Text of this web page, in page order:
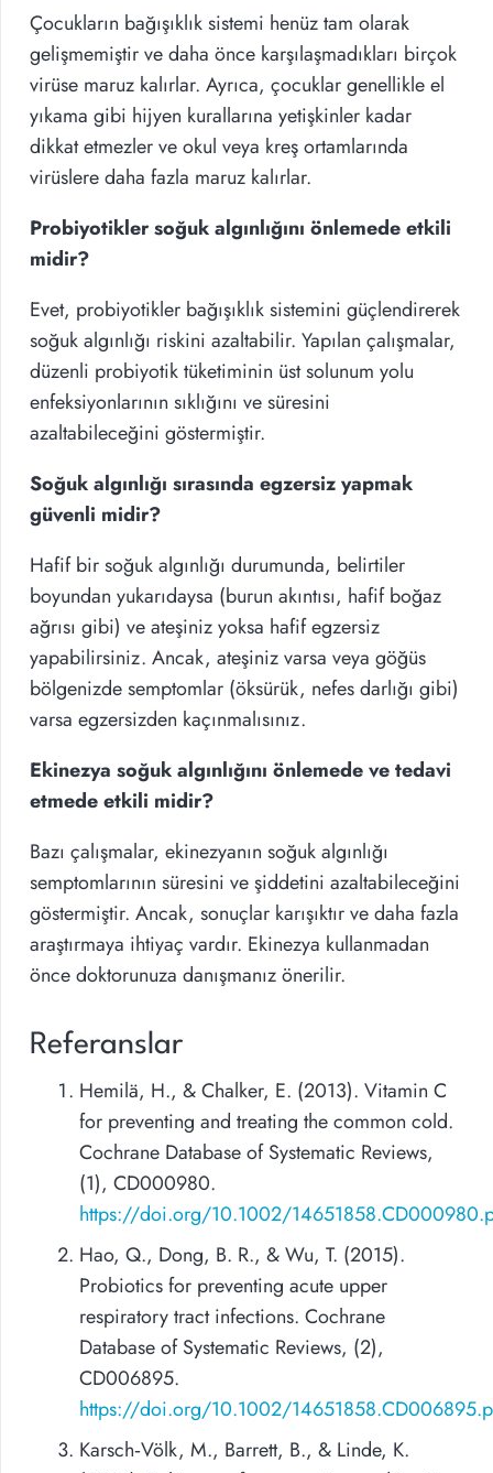
Çocukların bağışıklık sistemi henüz tam olarak
gelişmemiştir ve daha önce karşılaşmadıkları birçok
virüse maruz kalırlar. Ayrıca, çocuklar genellikle el
yıkama gibi hijyen kurallarına yetişkinler kadar
dikkat etmezler ve okul veya kreş ortamlarında
virüslere daha fazla maruz kalırlar.
Probiyotikler soğuk algınlığını önlemede etkili
midir?
Evet, probiyotikler bağışıklık sistemini güçlendirerek
soğuk algınlığı riskini azaltabilir. Yapılan çalışmalar,
düzenli probiyotik tüketiminin üst solunum yolu
enfeksiyonlarının sıklığını ve süresini
azaltabileceğini göstermiştir.
Soğuk algınlığı sırasında egzersiz yapmak
güvenli midir?
Hafif bir soğuk algınlığı durumunda, belirtiler
boyundan yukarıdaysa (burun akıntısı, hafif boğaz
ağrısı gibi) ve ateşiniz yoksa hafif egzersiz
yapabilirsiniz. Ancak, ateşiniz varsa veya göğüs
bölgenizde semptomlar (öksürük, nefes darlığı gibi)
varsa egzersizden kaçınmalısınız.
Ekinezya soğuk algınlığını önlemede ve tedavi
etmede etkili midir?
Bazı çalışmalar, ekinezyanın soğuk algınlığı
semptomlarının süresini ve şiddetini azaltabileceğini
göstermiştir. Ancak, sonuçlar karışıktır ve daha fazla
araştırmaya ihtiyaç vardır. Ekinezya kullanmadan
önce doktorunuza danışmanız önerilir.
Referanslar
Hemilä, H., & Chalker, E. (2013). Vitamin C
for preventing and treating the common cold.
Cochrane Database of Systematic Reviews,
(1), CD000980.
https://doi.org/10.1002/
Hao, Q., Dong, B. R., & Wu, T. (2015).
Probiotics for preventing acute upper
respiratory tract infections. Cochrane
Database of Systematic Reviews, (2),
CD006895.
https://doi.org/10.1002/
Karsch‐Völk, M., Barrett, B., & Linde, K.